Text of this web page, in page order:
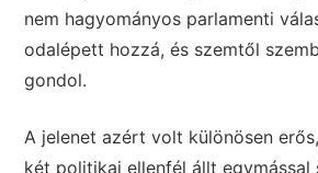
nem hagyományos parlamenti
odalépett hozzá, és szemtől
gondol.
A jelenet azért volt különösen
két politikai ellenfél állt egymással